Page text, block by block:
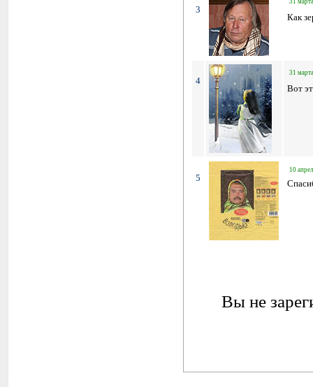
3
Как
4
31
Вот
5
10
Вы не